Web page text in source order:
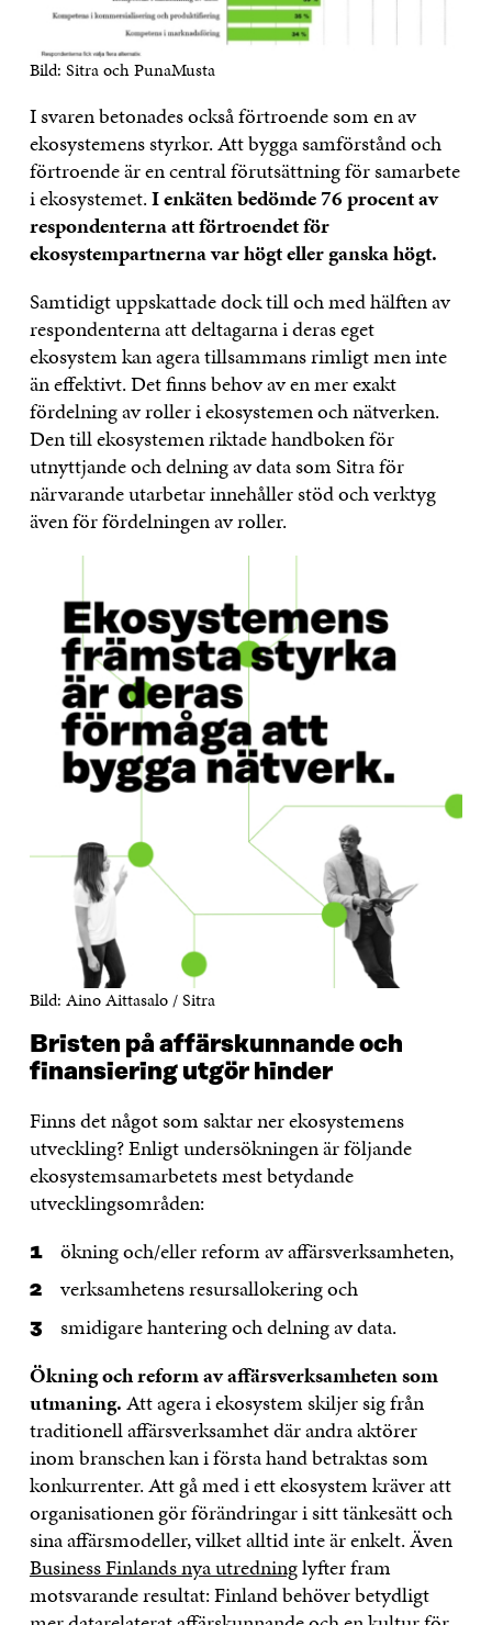
Bild: Sitra och PunaMusta
I svaren betonades också förtroende som en av
ekosystemens styrkor. Att bygga samförstånd och
förtroende är en central förutsättning för samarbete
i ekosystemet.I enkäten bedömde 76 procent av
respondenterna att förtroendet för
ekosystempartnerna var högt eller ganska högt.
Samtidigt uppskattade dock till och med hälften av
respondenterna att deltagarna i deras eget
ekosystem kan agera tillsammans rimligt men inte
än effektivt. Det finns behov av en mer exakt
fördelning av roller i ekosystemen och nätverken.
Den till ekosystemen riktade handboken för
utnyttjande och delning av data som Sitra för
närvarande utarbetar innehåller stöd och verktyg
även för fördelningen av roller.
Bild: Aino Aittasalo / Sitra
Bristen på affärskunnande och
finansiering utgör hinder
Finns det något som saktar ner ekosystemens
utveckling? Enligt undersökningen är följande
ekosystemsamarbetets mest betydande
utvecklingsområden:
ökning och/eller reform av affärsverksamheten,
verksamhetens resursallokering och
smidigare hantering och delning av data.
Ökning och reform av affärsverksamheten som
utmaning.Att agera i ekosystem skiljer sig från
traditionell affärsverksamhet där andra aktörer
inom branschen kan i första hand betraktas som
konkurrenter. Att gå med i ett ekosystem kräver att
organisationen gör förändringar i sitt tänkesätt och
sina affärsmodeller, vilket alltid inte är enkelt. Även
Business Finlands nya utredninglyfter fram
motsvarande resultat: Finland behöver betydligt